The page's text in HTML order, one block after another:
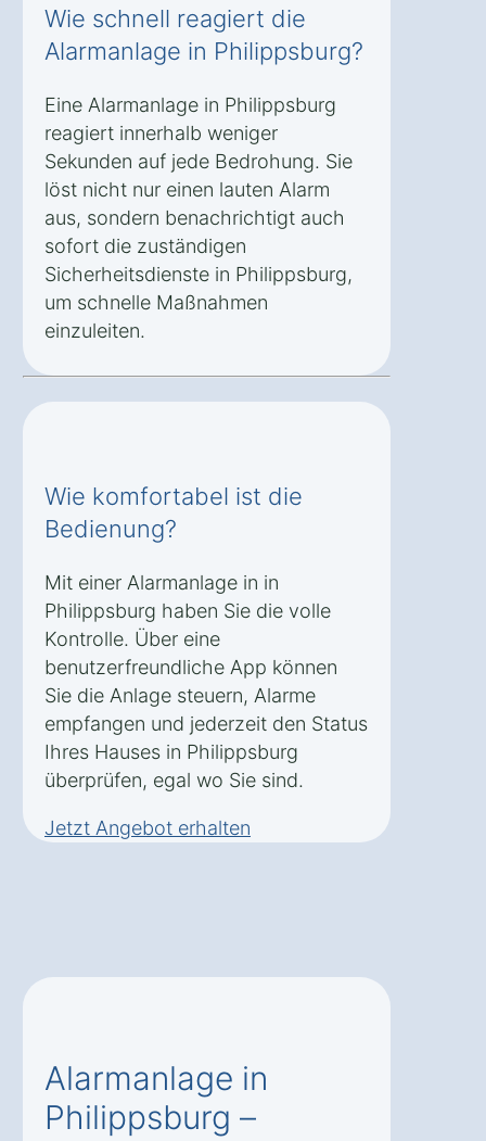
Wie schnell reagiert die
Alarmanlage in Philippsburg?
Eine Alarmanlage in Philippsburg
reagiert innerhalb weniger
Sekunden auf jede Bedrohung. Sie
löst nicht nur einen lauten Alarm
aus, sondern benachrichtigt auch
sofort die zuständigen
Sicherheitsdienste in Philippsburg,
um schnelle Maßnahmen
einzuleiten.
Wie komfortabel ist die
Bedienung?
Mit einer Alarmanlage in in
Philippsburg haben Sie die volle
Kontrolle. Über eine
benutzerfreundliche App können
Sie die Anlage steuern, Alarme
empfangen und jederzeit den Status
Ihres Hauses in Philippsburg
überprüfen, egal wo Sie sind.
Jetzt Angebot erhalten
Alarmanlage in
Philippsburg –